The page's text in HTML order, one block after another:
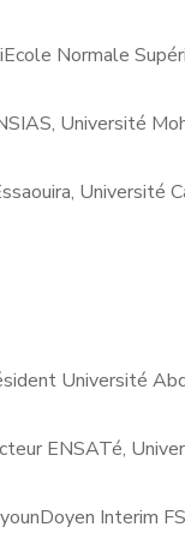
Ecole Normale
Université
Université
Université
ENSATé,
Doyen Interim